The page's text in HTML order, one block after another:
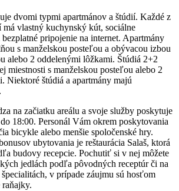
dvomi typmi apartmánov a štúdií. Každé z
má vlastný kuchynský kút, sociálne
pripojenie na internet. Apartmány
s manželskou posteľou a obývacou izbou
alebo 2 oddelenými lôžkami. Štúdiá 2+2
miestnosti s manželskou posteľou alebo 2
Niektoré štúdiá a apartmány majú
na začiatku areálu a svoje služby poskytuje
18:00. Personál Vám okrem poskytovania
bicykle alebo menšie spoločenské hry.
ubytovania je reštaurácia Salaš, ktorá
budovy recepcie. Pochutiť si v nej môžete
jedlách podľa pôvodných receptúr či na
v prípade záujmu sú hosťom